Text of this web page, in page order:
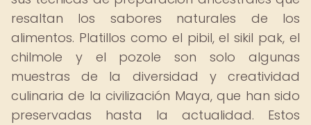
resaltan los sabores naturales de los
alimentos. Platillos como el pibil, el sikil pak, el
chilmole y el pozole son solo algunas
muestras de la diversidad y creatividad
culinaria de la civilización Maya, que han sido
preservadas hasta la actualidad. Estos